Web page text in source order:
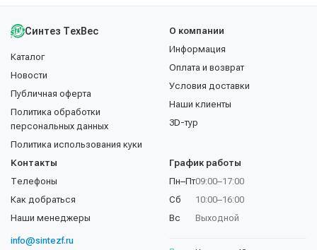
Синтез ТехВес
Каталог
Новости
Публичная оферта
Политика обработки
персональных данных
Политика использования куки
О компании
Информация
Оплата и возврат
Условия доставки
Наши клиенты
3D-тур
Контакты
Телефоны
Как добраться
Наши менеджеры
info@sintezf.ru
График работы
Пн–Пт
Сб
Вс
09:00–17:00
10:00–16:00
Выходной